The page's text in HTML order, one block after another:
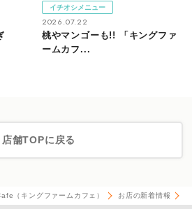
イチオシメニュー
2026.07.22
桃やマンゴーも!! 「キングファ
ームカフ...
店舗TOPに戻る
（キングファームカフェ） お店の新着情報